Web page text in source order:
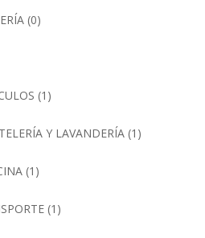
(0)
(1)
Y LAVANDERÍA(1)
(1)
(1)